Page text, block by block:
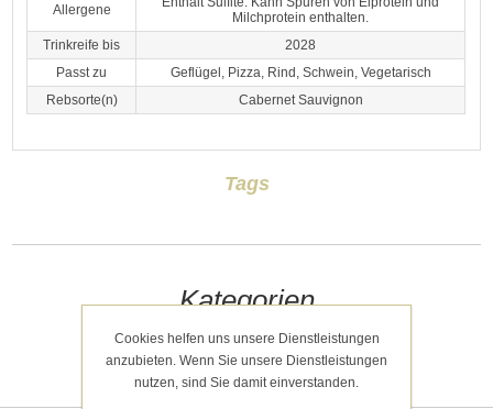
Allergene
Milchprotein enthalten.
Trinkreife bis
2028
Passt zu
Geflügel, Pizza, Rind, Schwein, Vegetarisch
Rebsorte(n)
Cabernet Sauvignon
Tags
Kategorien
Kürzlich angesehen
Cookies helfen uns unsere Dienstleistungen
anzubieten. Wenn Sie unsere Dienstleistungen
nutzen, sind Sie damit einverstanden.